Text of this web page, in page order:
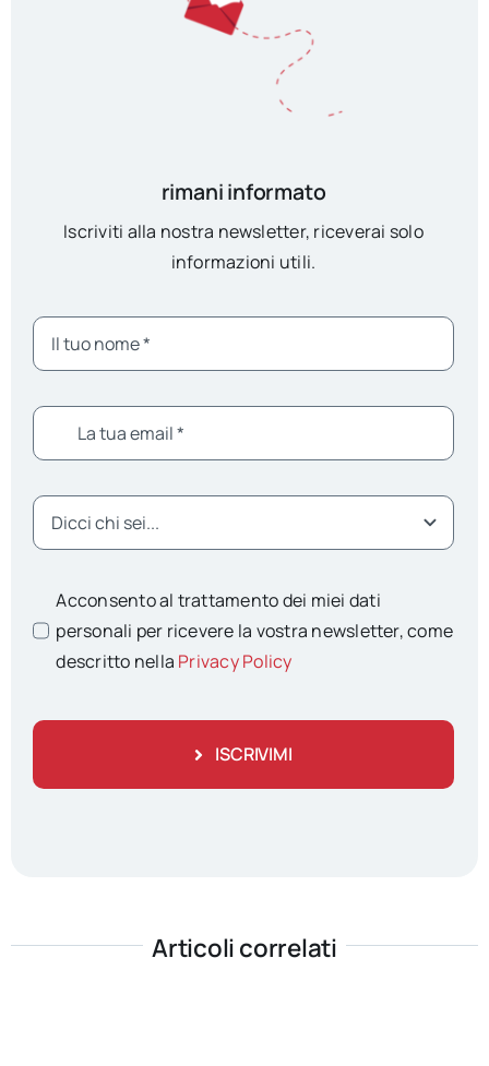
rimani informato
Iscriviti alla nostra newsletter, riceverai solo
informazioni utili.
Acconsento al trattamento dei miei dati
personali per ricevere la vostra newsletter, come
descritto nella Privacy Policy
ISCRIVIMI
Articoli correlati